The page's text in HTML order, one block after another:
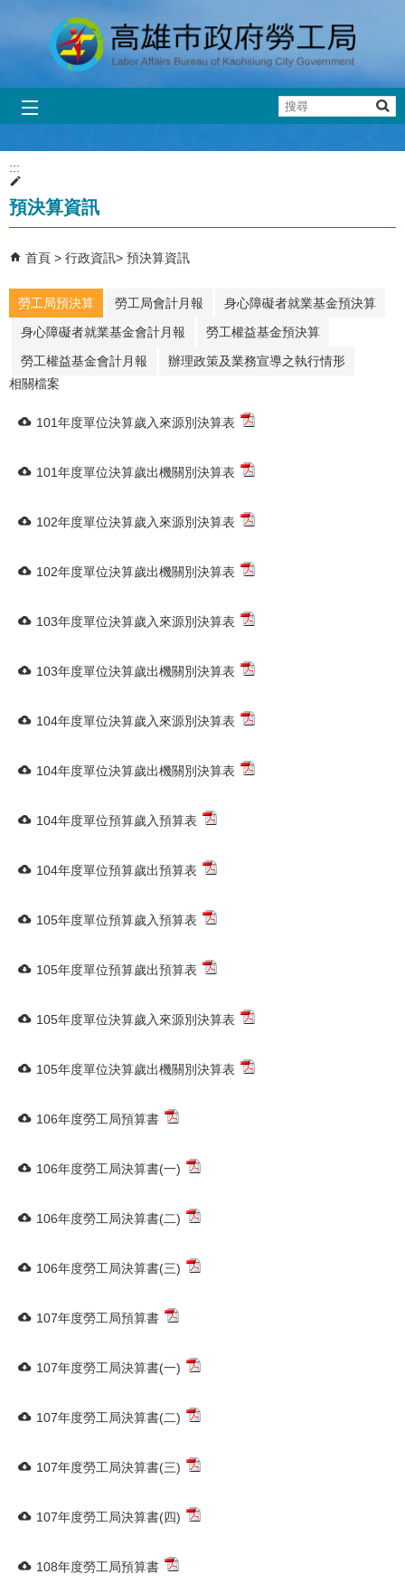
跳到主要內容區塊
搜
尋
:::
預決算資訊
首頁 行政資訊 預決算資訊
勞工局預決算 勞工局會計月報
身心障礙者就業基金預決算
身心障礙者就業基金會計月報
勞工權益基金預決算
勞工權益基金會計月報
辦理政策及業務宣導之執行情形
相關檔案
101年度單位決算歲入來源別決算表
101年度單位決算歲出機關別決算表
102年度單位決算歲入來源別決算表
102年度單位決算歲出機關別決算表
103年度單位決算歲入來源別決算表
103年度單位決算歲出機關別決算表
104年度單位決算歲入來源別決算表
104年度單位決算歲出機關別決算表
104年度單位預算歲入預算表
104年度單位預算歲出預算表
105年度單位預算歲入預算表
105年度單位預算歲出預算表
105年度單位決算歲入來源別決算表
105年度單位決算歲出機關別決算表
106年度勞工局預算書
106年度勞工局決算書(一)
106年度勞工局決算書(二)
106年度勞工局決算書(三)
107年度勞工局預算書
107年度勞工局決算書(一)
107年度勞工局決算書(二)
107年度勞工局決算書(三)
107年度勞工局決算書(四)
108年度勞工局預算書